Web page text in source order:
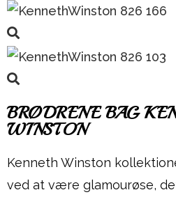
BRØDRENE BAG
WINSTON
Kenneth Winston
ved at være glamourøse,